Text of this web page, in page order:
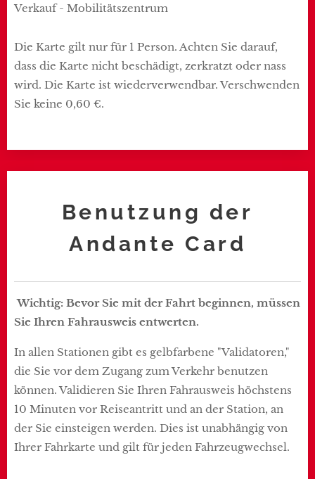
Verkauf - Mobilitätszentrum
Die Karte gilt nur für 1 Person. Achten Sie darauf,
dass die Karte nicht beschädigt, zerkratzt oder nass
wird. Die Karte ist wiederverwendbar. Verschwenden
Sie keine 0,60 €.
Benutzung der
Andante Card
Wichtig: Bevor Sie mit der Fahrt beginnen, müssen
Sie Ihren Fahrausweis entwerten.
In allen Stationen gibt es gelbfarbene "Validatoren,"
die Sie vor dem Zugang zum Verkehr benutzen
können. Validieren Sie Ihren Fahrausweis höchstens
10 Minuten vor Reiseantritt und an der Station, an
der Sie einsteigen werden. Dies ist unabhängig von
Ihrer Fahrkarte und gilt für jeden Fahrzeugwechsel.